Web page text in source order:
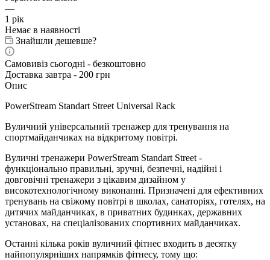
—
1 рік
Немає в наявності
Знайшли дешевше?
Самовивіз сьогодні - безкоштовно
Доставка завтра - 200 грн
Опис
PowerStream Standart Street Universal Rack
Вуличний універсальний тренажер для тренування на
спортмайданчиках на відкритому повітрі.
Вуличні тренажери PowerStream Standart Street -
функціонально правильні, зручні, безпечні, надійні і
довговічні тренажери з цікавим дизайном у
високотехнологічному виконанні. Призначені для ефективних
тренувань на свіжому повітрі в школах, санаторіях, готелях, на
дитячих майданчиках, в приватних будинках, державних
установах, на спеціалізованих спортивних майданчиках.
Останні кілька років вуличний фітнес входить в десятку
найпопулярніших напрямків фітнесу, тому що: